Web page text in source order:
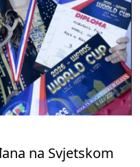
na Svjetskom